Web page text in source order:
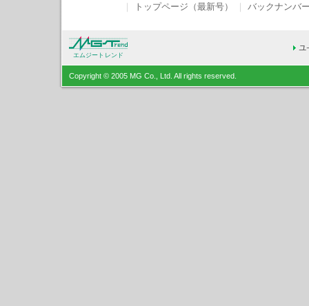
トップページ（最新号） バックナンバ
エムジートレンド
Copyright © 2005 MG Co., Ltd. All rights reserved.